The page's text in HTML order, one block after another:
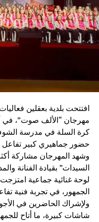
والفكر”، لما يجسده من
مؤكدًا أن عكار كانت وستبقى
العربي، وحاضنةً للقاءات
أبناء الوطن والأشقاء
وعقب الغداء، قام الوفد
حيث كان في استقبالهم رئيس
رحبة الأستاذ عدنان ملحم،
فارس، اللذان قدّما شرحًا عن
بلدة بينو العريق وإرثها
بعدها، توجّه الوفد إلى
في استقبالهم رئيس اللجنة
السابق الحاج أحمد عبدو
المنطقة من طبيعة خلابة،
التي تُعدّ من أبرز المعالم
مهرجان “الألف صوت”، في
حضور جماهيري كبير
السيدات” بقيادة الفنانة
لوحة غنائية جماعية
الجمهور، في تجربة فنية
ولإشراك الحاضرين في
شاشات كبيرة، ما أتاح